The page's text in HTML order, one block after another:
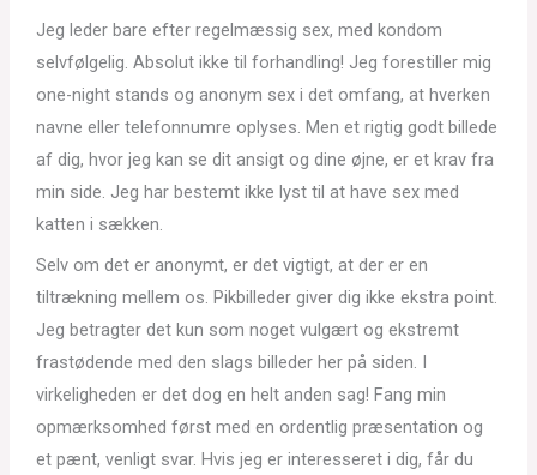
Jeg leder bare efter regelmæssig sex, med kondom
selvfølgelig. Absolut ikke til forhandling! Jeg forestiller mig
one-night stands og anonym sex i det omfang, at hverken
navne eller telefonnumre oplyses. Men et rigtig godt billede
af dig, hvor jeg kan se dit ansigt og dine øjne, er et krav fra
min side. Jeg har bestemt ikke lyst til at have sex med
katten i sækken.
Selv om det er anonymt, er det vigtigt, at der er en
tiltrækning mellem os. Pikbilleder giver dig ikke ekstra point.
Jeg betragter det kun som noget vulgært og ekstremt
frastødende med den slags billeder her på siden. I
virkeligheden er det dog en helt anden sag! Fang min
opmærksomhed først med en ordentlig præsentation og
et pænt, venligt svar. Hvis jeg er interesseret i dig, får du